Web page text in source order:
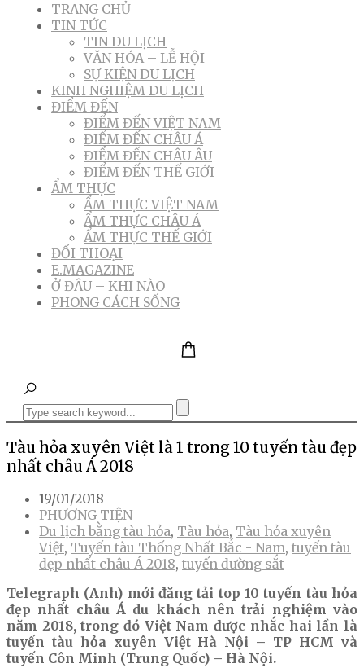
TRANG CHỦ
TIN TỨC
TIN DU LỊCH
VĂN HÓA – LỄ HỘI
SỰ KIỆN DU LỊCH
KINH NGHIỆM DU LỊCH
ĐIỂM ĐẾN
ĐIỂM ĐẾN VIỆT NAM
ĐIỂM ĐẾN CHÂU Á
ĐIỂM ĐẾN CHÂU ÂU
ĐIỂM ĐẾN THẾ GIỚI
ẨM THỰC
ẨM THỰC VIỆT NAM
ẨM THỰC CHÂU Á
ẨM THỰC THẾ GIỚI
ĐỐI THOẠI
E.MAGAZINE
Ở ĐÂU – KHI NÀO
PHONG CÁCH SỐNG
Tàu hỏa xuyên Việt là 1 trong 10 tuyến tàu đẹp
nhất châu Á 2018
19/01/2018
PHƯƠNG TIỆN
Du lịch bằng tàu hỏa, Tàu hỏa, Tàu hỏa xuyên
Việt, Tuyến tàu Thống Nhất Bắc - Nam, tuyến tàu
đẹp nhất châu Á 2018, tuyến đường sắt
Telegraph (Anh) mới đăng tải top 10 tuyến tàu hỏa
đẹp nhất châu Á du khách nên trải nghiệm vào
năm 2018, trong đó Việt Nam được nhắc hai lần là
tuyến tàu hỏa xuyên Việt Hà Nội – TP HCM và
tuyến Côn Minh (Trung Quốc) – Hà Nội.